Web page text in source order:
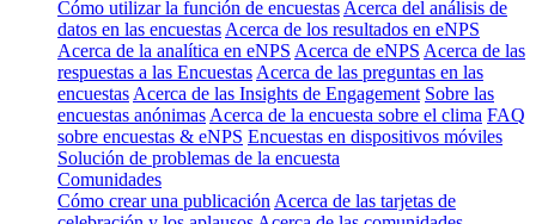
Cómo utilizar la función de encuestas Acerca del análisis de
datos en las encuestas Acerca de los resultados en eNPS
Acerca de la analítica en eNPS Acerca de eNPS Acerca de las
respuestas a las Encuestas Acerca de las preguntas en las
encuestas Acerca de las Insights de Engagement Sobre las
encuestas anónimas Acerca de la encuesta sobre el clima FAQ
sobre encuestas & eNPS Encuestas en dispositivos móviles
Solución de problemas de la encuesta
Comunidades
Cómo crear una publicación Acerca de las tarjetas de